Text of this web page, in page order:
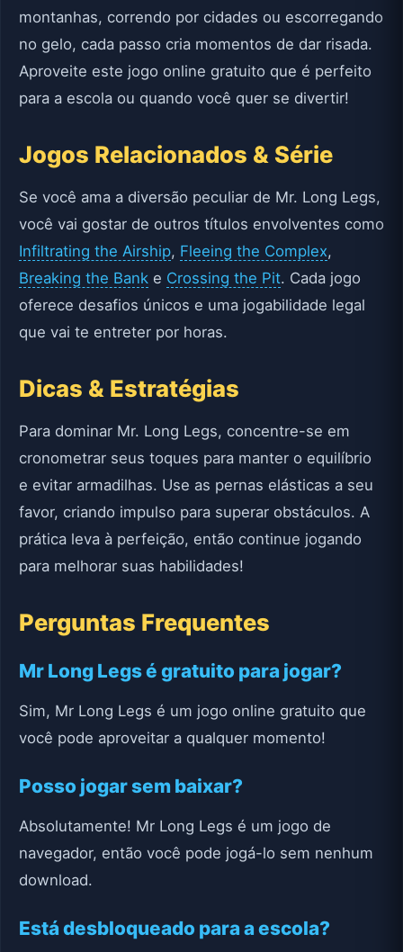
montanhas, correndo por cidades ou escorregando
no gelo, cada passo cria momentos de dar risada.
Aproveite este jogo online gratuito que é perfeito
para a escola ou quando você quer se divertir!
Jogos Relacionados & Série
Se você ama a diversão peculiar de Mr. Long Legs,
você vai gostar de outros títulos envolventes como
Infiltrating the Airship, Fleeing the Complex,
Breaking the Bank e Crossing the Pit. Cada jogo
oferece desafios únicos e uma jogabilidade legal
que vai te entreter por horas.
Dicas & Estratégias
Para dominar Mr. Long Legs, concentre-se em
cronometrar seus toques para manter o equilíbrio
e evitar armadilhas. Use as pernas elásticas a seu
favor, criando impulso para superar obstáculos. A
prática leva à perfeição, então continue jogando
para melhorar suas habilidades!
Perguntas Frequentes
Mr Long Legs é gratuito para jogar?
Sim, Mr Long Legs é um jogo online gratuito que
você pode aproveitar a qualquer momento!
Posso jogar sem baixar?
Absolutamente! Mr Long Legs é um jogo de
navegador, então você pode jogá-lo sem nenhum
download.
Está desbloqueado para a escola?